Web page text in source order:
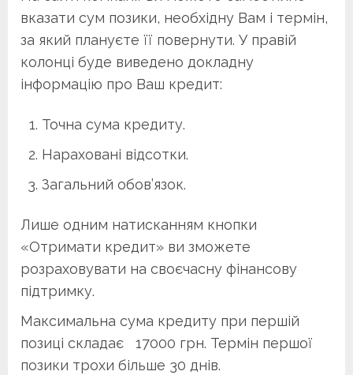
вказати сум позики, необхідну Вам і термін,
за який плануєте її повернути. У правій
колонці буде виведено докладну
інформацію про Ваш кредит:
Точна сума кредиту.
Нараховані відсотки.
Загальний обов’язок.
Лише одним натисканням кнопки
«Отримати кредит» ви зможете
розраховувати на своєчасну фінансову
підтримку.
Максимальна сума кредиту при першій
позиці складає 17000 грн. Термін першої
позики трохи більше 30 днів.